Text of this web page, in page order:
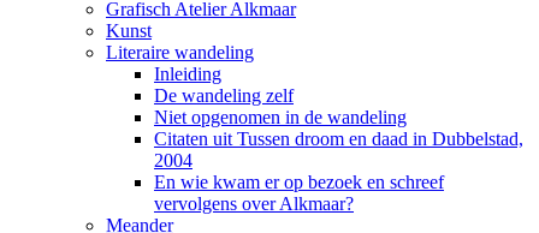
Grafisch Atelier Alkmaar
Kunst
Literaire wandeling
Inleiding
De wandeling zelf
Niet opgenomen in de wandeling
Citaten uit Tussen droom en daad in Dubbelstad,
2004
En wie kwam er op bezoek en schreef
vervolgens over Alkmaar?
Meander